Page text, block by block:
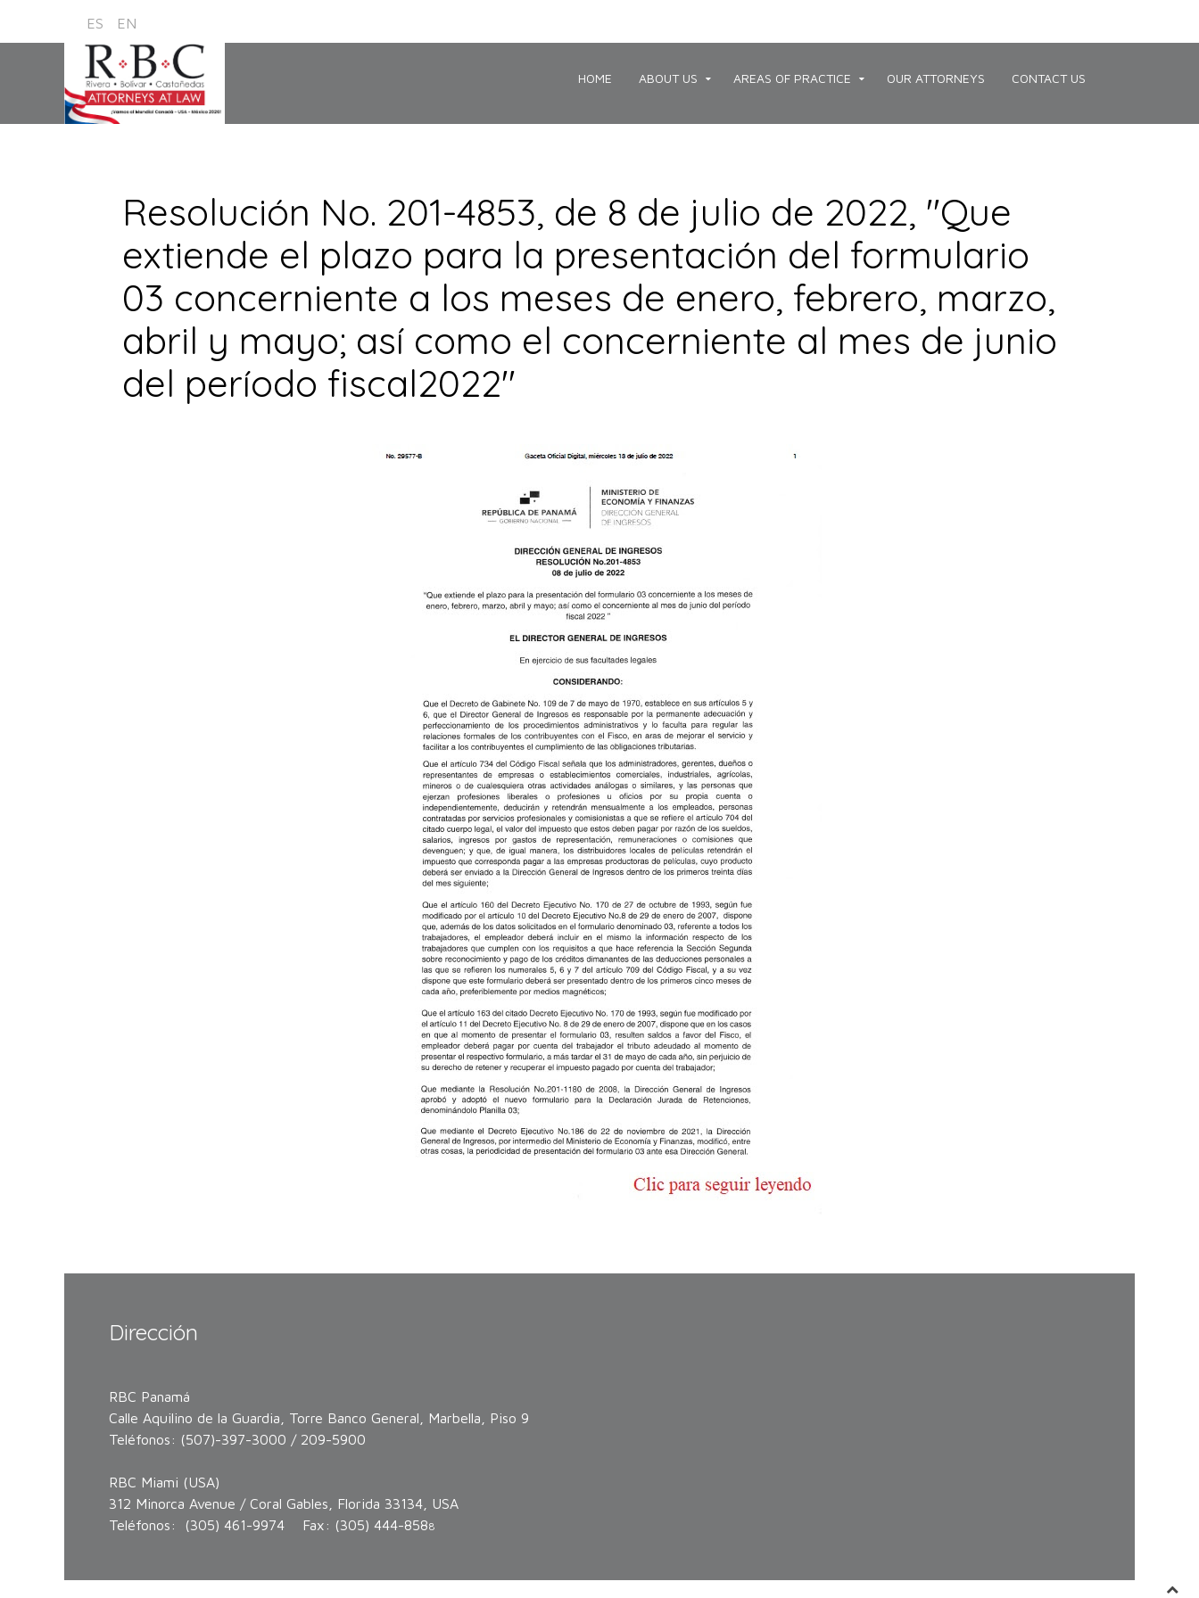
ES EN
HOME ABOUT US AREAS OF PRACTICE OUR ATTORNEYS CONTACT US
Resolución No. 201-4853, de 8 de julio de 2022, "Que
extiende el plazo para la presentación del formulario
03 concerniente a los meses de enero, febrero, marzo,
abril y mayo; así como el concerniente al mes de junio
del período fiscal2022"
Dirección
RBC Panamá
Calle Aquilino de la Guardia, Torre Banco General, Marbella, Piso 9
Teléfonos: (507)-397-3000 / 209-5900
RBC Miami (USA)
312 Minorca Avenue / Coral Gables, Florida 33134, USA
Teléfonos: (305) 461-9974 Fax: (305) 444-8588